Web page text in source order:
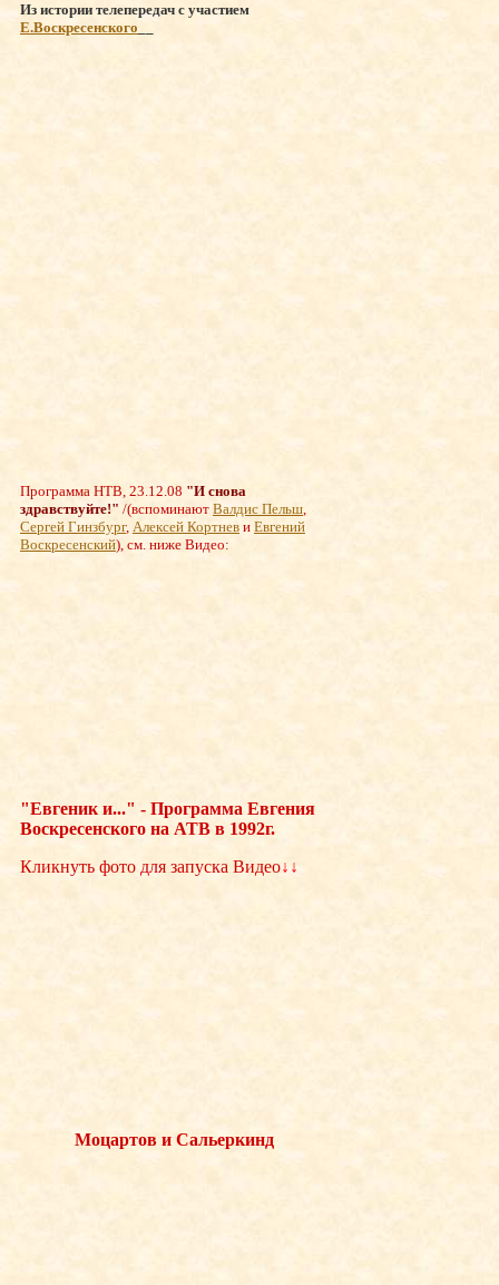
Из истории телепередач с участием
Е.Воскресенского
Программа НТВ, 23.12.08 "И снова
здравствуйте!" /(вспоминают Валдис Пельш,
Сергей Гинзбург, Алексей Кортнев и Евгений
Воскресенский), см. ниже Видео:
"Евгеник и..." - Программа Евгения
Воскресенского на АТВ в 1992г.
Кликнуть фото для запуска Видео↓↓
Моцартов и Сальеркинд